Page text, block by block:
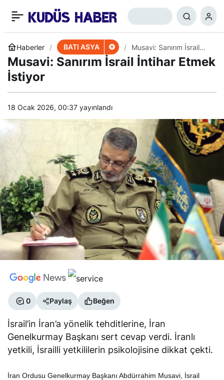
Haberler BATI ASYA
Musavi: Sanırım İsrail
İntihar Etmek İstiyor
Musavi: Sanırım İsrail İntihar Etmek
İstiyor
18 Ocak 2026, 00:37 yayınlandı
0 Paylaş Beğen
İsrail’in İran’a yönelik tehditlerine, İran
Genelkurmay Başkanı sert cevap verdi. İranlı
yetkili, İsrailli yetkililerin psikolojisine dikkat çekti.
İran Ordusu Genelkurmay Başkanı Abdürrahim Musavi, İsrail
Suudi Prens’ten ABD’ye
Çağrı
+ 0 Paylaş